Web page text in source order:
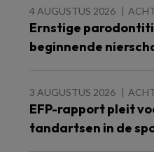
4 AUGUSTUS 2026
Ernstige
beginnende
3 AUGUSTUS 2026
EFP-rapport pleit
tandartsen in de